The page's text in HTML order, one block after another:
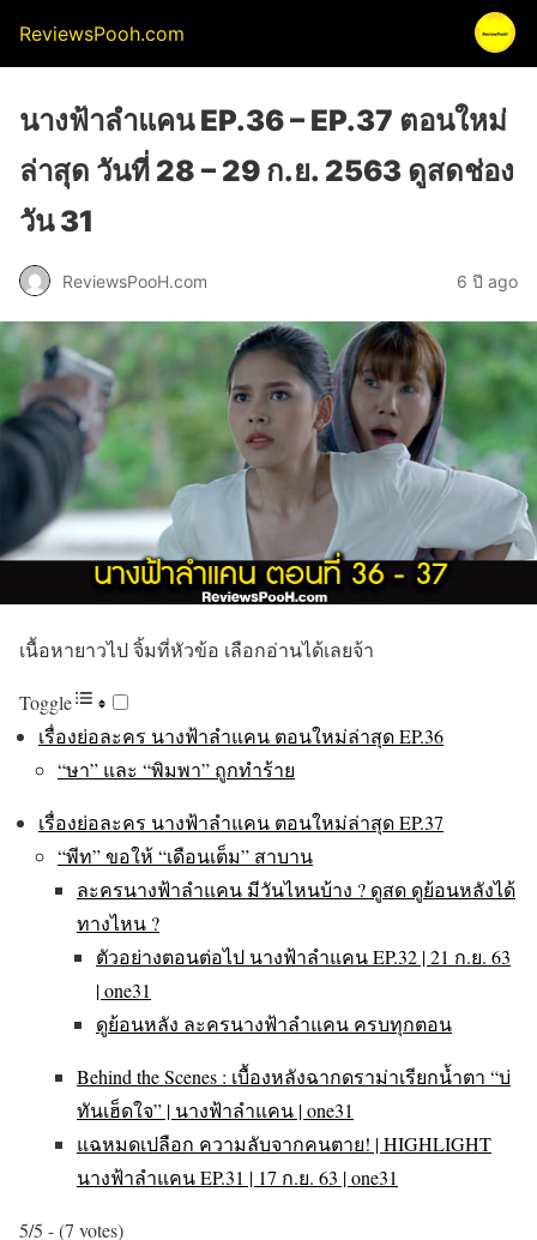
ReviewsPooh.com
นางฟ้าลำแคน EP.36 – EP.37 ตอนใหม่
ล่าสุด วันที่ 28 – 29 ก.ย. 2563 ดูสดช่อง
วัน 31
ReviewsPooH.com 6 ปี ago
เนื้อหายาวไป จิ้มที่หัวข้อ เลือกอ่านได้เลยจ้า
Toggle
เรื่องย่อละคร นางฟ้าลำแคน ตอนใหม่ล่าสุด EP.36
“ษา” และ “พิมพา” ถูกทำร้าย
เรื่องย่อละคร นางฟ้าลำแคน ตอนใหม่ล่าสุด EP.37
“พีท” ขอให้ “เดือนเต็ม” สาบาน
ละครนางฟ้าลำแคน มีวันไหนบ้าง ? ดูสด ดูย้อนหลังได้
ทางไหน ?
ตัวอย่างตอนต่อไป นางฟ้าลำแคน EP.32 | 21 ก.ย. 63
| one31
ดูย้อนหลัง ละครนางฟ้าลำแคน ครบทุกตอน
Behind the Scenes : เบื้องหลังฉากดราม่าเรียกน้ำตา “บ่
ทันเฮ็ดใจ” | นางฟ้าลำแคน | one31
แฉหมดเปลือก ความลับจากคนตาย! | HIGHLIGHT
นางฟ้าลำแคน EP.31 | 17 ก.ย. 63 | one31
5/5 - (7 votes)